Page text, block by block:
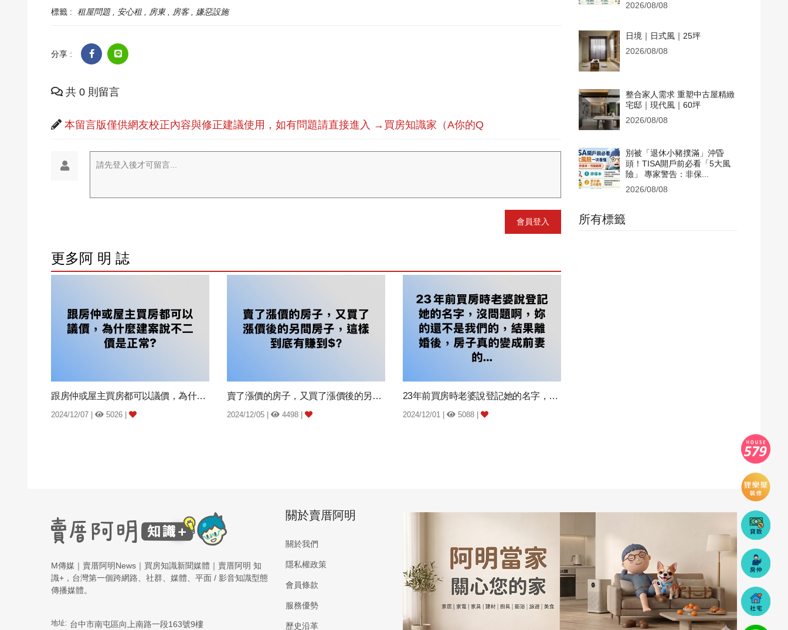
2026/08/08
日境｜日式風｜25坪
2026/08/08
整合家人需求 重塑中古屋精緻
宅邸｜現代風｜60坪
2026/08/08
別被「退休小豬撲滿」沖昏
頭！TISA開戶前必看「5大風
險」 專家警告：非保...
2026/08/08
所有標籤
標籤 : 租屋問題 安心租 房東 房客 嫌惡設施
分享 :
共 0 則留言
本留言版僅供網友校正內容與修正建議使用，如有問題請直接進入 →買房知識家（A你的Q
請先登入後才可留言...
會員登入
更多阿 明 誌
跟房仲或屋主買房都可以議價，為什麼建案說不...
2024/12/07 | 5026 |
賣了漲價的房子，又買了漲價後的另間房子，這...
2024/12/05 | 4498 |
23年前買房時老婆說登記她的名字，沒問題啊...
2024/12/01 | 5088 |
M傳媒｜賣厝阿明News｜買房知識新聞媒體｜賣厝阿明 知
識+，台灣第一個跨網路、社群、媒體、平面 / 影音知識型態
傳播媒體。
地址: 台中市南屯區向上南路一段163號9樓
關於賣厝阿明
關於我們
隱私權政策
會員條款
服務優勢
歷史沿革